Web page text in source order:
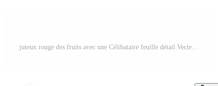
juteux rouge des fruits avec une Célibataire feuille détail Vecteur Gratuit